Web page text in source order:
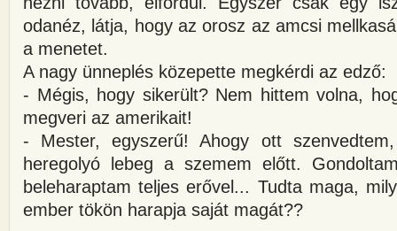
odanéz, látja, hogy az orosz az amcsi
a menetet.
A nagy ünneplés közepette megkérdi az edző:
- Mégis, hogy sikerült? Nem hittem volna,
megveri az amerikait!
- Mester, egyszerű! Ahogy ott
heregolyó lebeg a szemem előtt.
beleharaptam teljes erővel... Tudta maga,
ember tökön harapja saját magát??